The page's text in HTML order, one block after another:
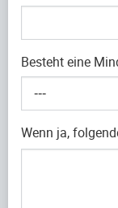
Besteht eine
---
Wenn ja,